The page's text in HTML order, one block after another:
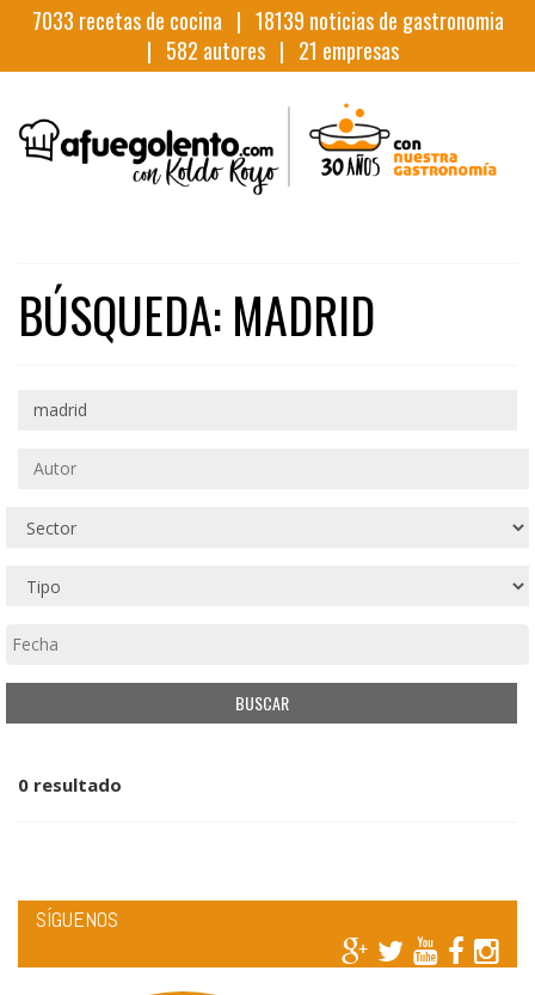
7033 recetas de cocina | 18139 noticias de gastronomia
| 582 autores | 21 empresas
BÚSQUEDA: MADRID
0 resultado
SÍGUENOS